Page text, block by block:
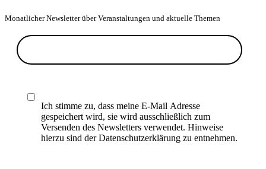
Monatlicher Newsletter über Veranstaltungen und aktuelle Themen
Ich stimme zu, dass meine E-Mail Adresse
gespeichert wird, sie wird ausschließlich zum
Versenden des Newsletters verwendet. Hinweise
hierzu sind der Datenschutzerklärung zu entnehmen.